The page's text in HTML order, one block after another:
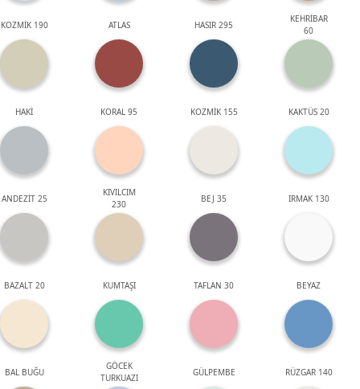
KOZMİK 190 ATLAS HASIR 295
KEHRİBAR
60
HAKİ KORAL 95 KOZMİK 155 KAKTÜS 20
ANDEZİT 25
KIVILCIM
230
BEJ 35 IRMAK 130
BAZALT 20 KUMTAŞI TAFLAN 30 BEYAZ
BAL BUĞU
GÖCEK
TURKUAZI
GÜLPEMBE RÜZGAR 140